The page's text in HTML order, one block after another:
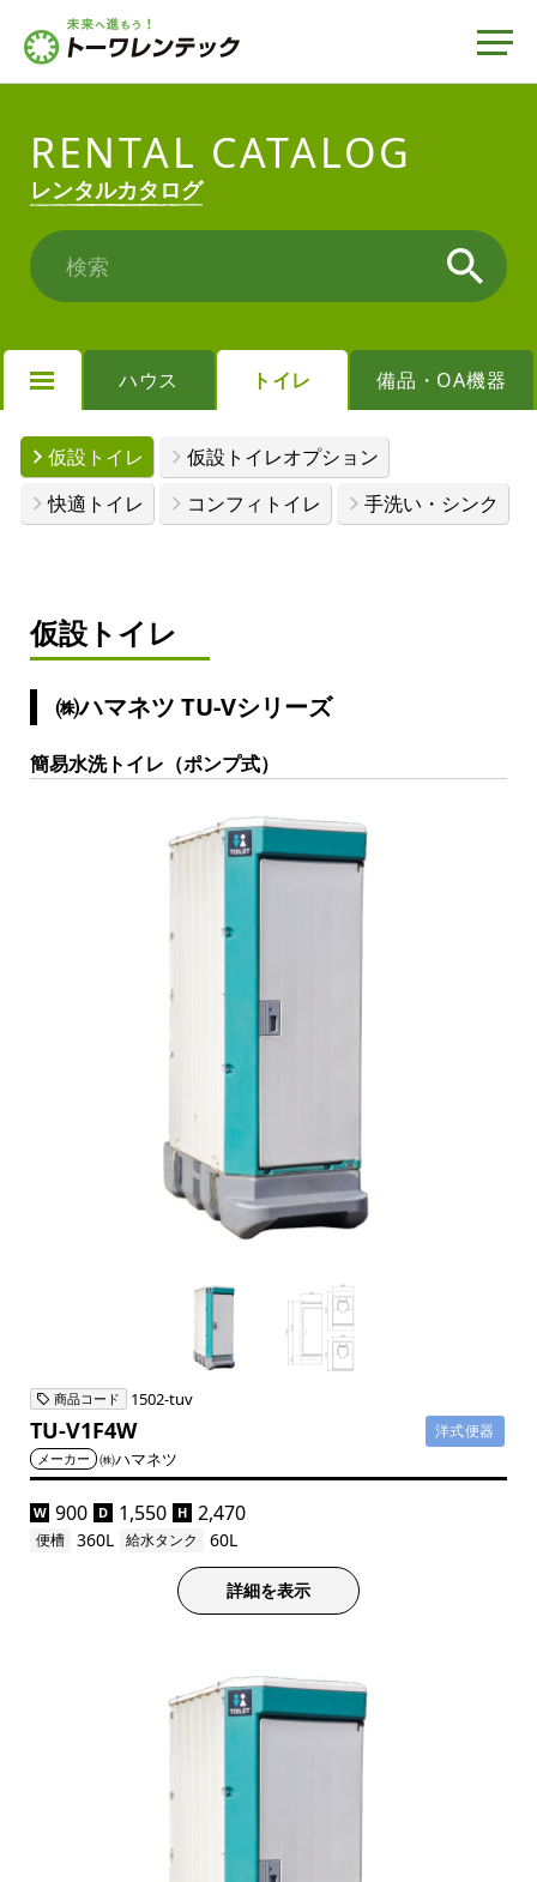
RENTAL CATALOG
レンタルカタログ
検索
ハウス トイレ 備品・OA機器
仮設トイレ
仮設トイレオプション
快適トイレ
コンフィトイレ 手洗い・シンク
仮設トイレ
㈱ハマネツ TU-Vシリーズ
簡易水洗トイレ（ポンプ式）
商品コード 1502-tuv
TU-V1F4W 洋式便器
メーカー ㈱ハマネツ
W 900 D 1,550 H 2,470
便槽 360L 給水タンク 60L
詳細を表示